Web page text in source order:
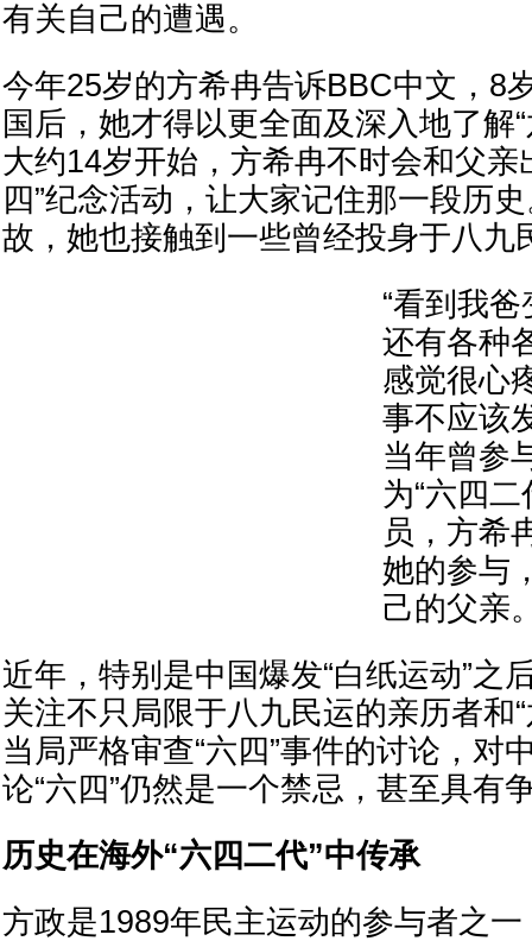
有关自己的遭遇。
今年25岁的方希冉告诉BBC中文，8
国后，她才得以更全面及深入地了解
大约14岁开始，方希冉不时会和父亲
四”纪念活动，让大家记住那一段历
故，她也接触到一些曾经投身于八九
“看到我
还有各种
感觉很心
事不应该
当年曾参
为“六四
员，方希
她的参与
己的父亲
近年，特别是中国爆发“白纸运动”之
关注不只局限于八九民运的亲历者和
当局严格审查“六四”事件的讨论，对
论“六四”仍然是一个禁忌，甚至具有
历史在海外“六四二代”中传承
方政是1989年民主运动的参与者之